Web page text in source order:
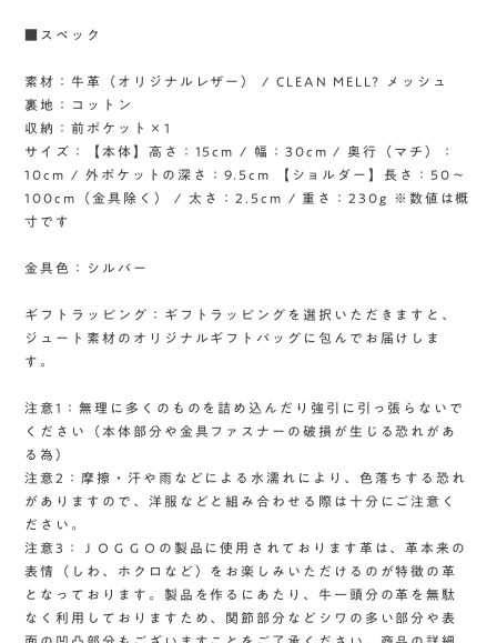
■スペック
素材：牛革（オリジナルレザー） / CLEAN MELL? メッシュ
裏地：コットン
収納：前ポケット×1
サイズ：【本体】高さ：15cm / 幅：30cm / 奥行（マチ）：
10cm / 外ポケットの深さ：9.5cm 【ショルダー】長さ：50〜
100cm（金具除く） / 太さ：2.5cm / 重さ：230g ※数値は概
寸です
金具色：シルバー
ギフトラッピング：ギフトラッピングを選択いただきますと、
ジュート素材のオリジナルギフトバッグに包んでお届けしま
す。
注意1：無理に多くのものを詰め込んだり強引に引っ張らないで
ください（本体部分や金具ファスナーの破損が生じる恐れがあ
る為）
注意2：摩擦・汗や雨などによる水濡れにより、色落ちする恐れ
がありますので、洋服などと組み合わせる際は十分にご注意く
ださい。
注意3：ＪＯＧＧＯの製品に使用されております革は、革本来の
表情（しわ、ホクロなど）をお楽しみいただけるのが特徴の革
となっております。製品を作るにあたり、牛一頭分の革を無駄
なく利用しておりますため、関節部分などシワの多い部分や表